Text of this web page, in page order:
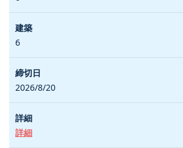
6
2026/8/20
詳細